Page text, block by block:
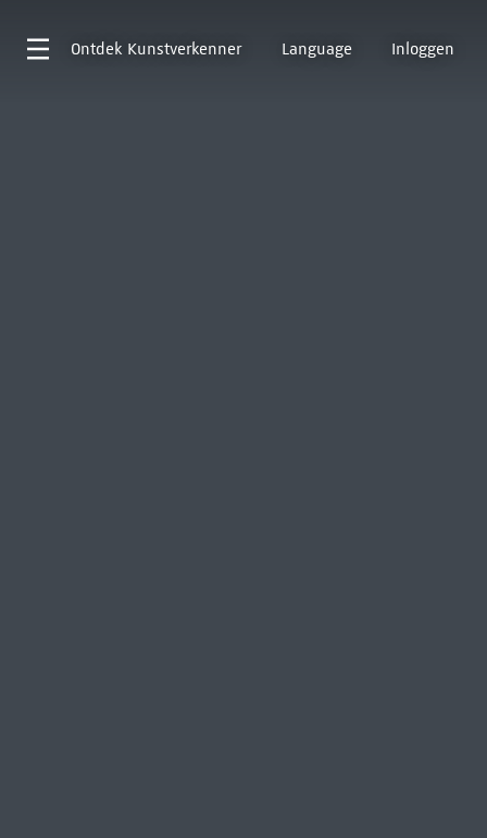
Ontdek Kunstverkenner Language Inloggen